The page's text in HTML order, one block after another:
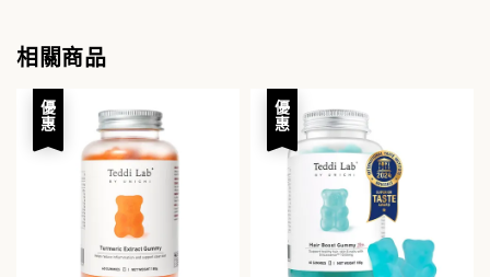
相關商品
優惠 優惠